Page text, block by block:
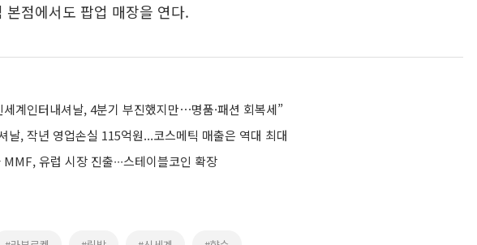
본점에서도 팝업 매장을 연다.
계인터내셔날, 4분기 부진했지만⋯명품·패션 회복세”
날, 작년 영업손실 115억원...코스메틱 매출은 역대 최대
유럽 시장 진출∙∙∙스테이블코인 확장